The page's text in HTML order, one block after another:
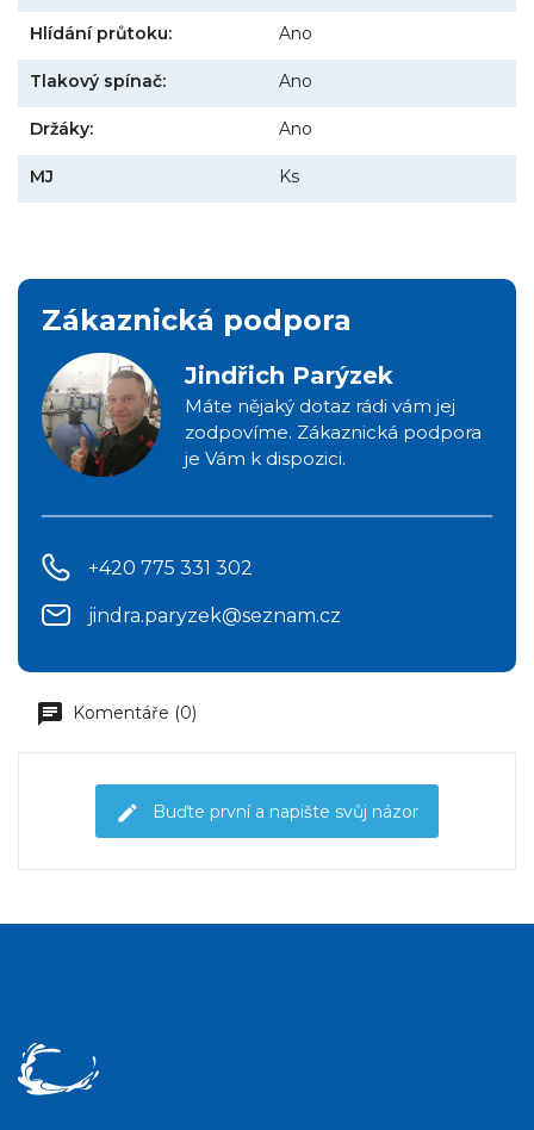
Hlídání průtoku: Ano
Tlakový spínač: Ano
Držáky: Ano
MJ Ks
Zákaznická podpora
Jindřich Parýzek
Máte nějaký dotaz rádi vám jej
zodpovíme. Zákaznická podpora
je Vám k dispozici.
+420 775 331 302
jindra.paryzek@seznam.cz
Komentáře (0)
Buďte první a napište svůj názor